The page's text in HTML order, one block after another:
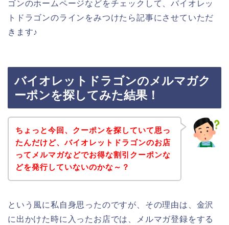
ゴンのホームページなどをチェックして、バイオレッ
トドラゴンのラインをみつけたら記事にさせていただ
きます♪
バイオレットドラゴンのメルマガク
ーポンを探してみた結果！
ちょっと今回、クーポンを探していて思っ
たんだけど、バイオレットドラゴンのお店
ってメルマガなどでお得な割引クーポンな
どを発行していないのかな～？
という風に私自身思ったのですが、その理由は、金沢
に出かけた時に入ったお店では、メルマガ登録をする